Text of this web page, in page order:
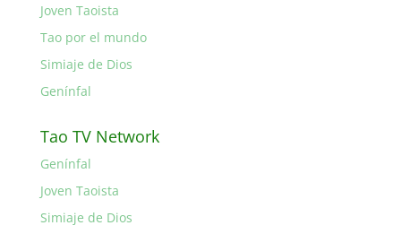
Joven Taoista
Tao por el mundo
Simiaje de Dios
Genínfal
Tao TV Network
Genínfal
Joven Taoista
Simiaje de Dios